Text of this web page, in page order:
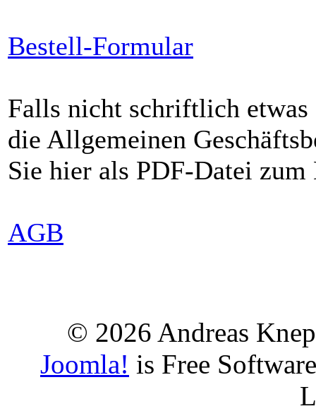
Bestell-Formular
Falls nicht schriftlich etwas
die Allgemeinen
Sie hier als PDF-Datei
AGB
© 2026 Andreas
Joomla! is Free